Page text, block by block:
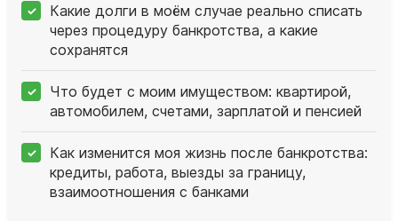
Какие долги в моём случае реально списать
через процедуру банкротства, а какие
сохранятся
Что будет с моим имуществом: квартирой,
автомобилем, счетами, зарплатой и пенсией
Как изменится моя жизнь после банкротства:
кредиты, работа, выезды за границу,
взаимоотношения с банками